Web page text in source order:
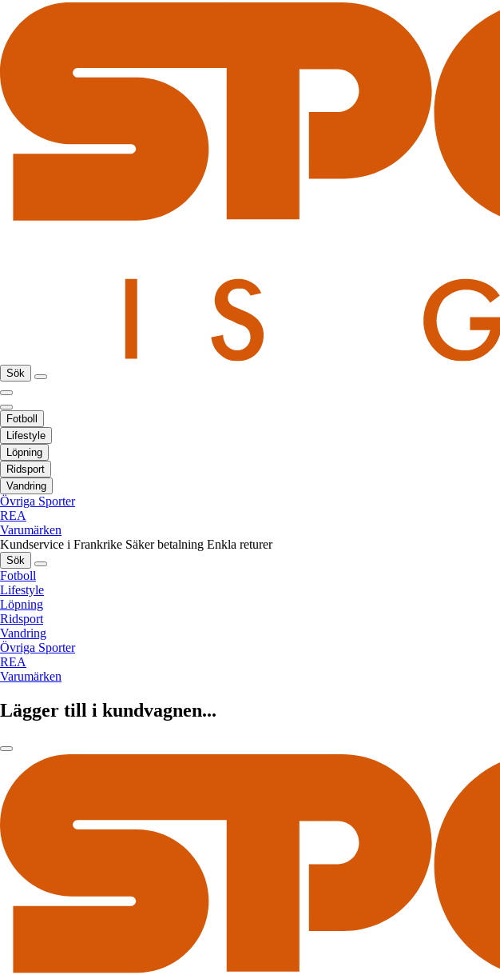
Sök
Fotboll
Lifestyle
Löpning
Ridsport
Vandring
Övriga Sporter
REA
Varumärken
Kundservice i Frankrike Säker betalning Enkla returer
Sök
Fotboll
Lifestyle
Löpning
Ridsport
Vandring
Övriga Sporter
REA
Varumärken
Lägger till i kundvagnen...